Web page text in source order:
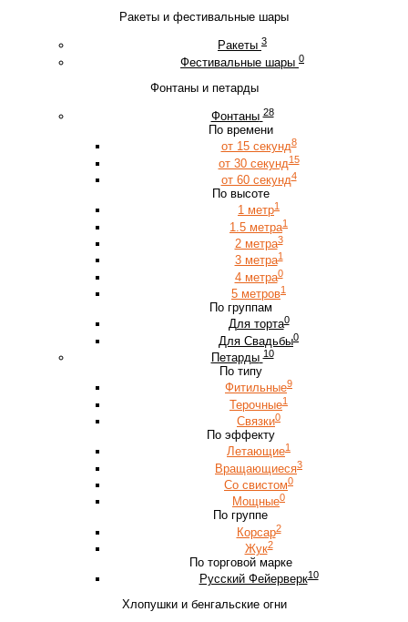
Ракеты и фестивальные шары
Ракеты 3
Фестивальные шары 0
Фонтаны и петарды
Фонтаны 28
По времени
от 15 секунд8
от 30 секунд15
от 60 секунд4
По высоте
1 метр1
1.5 метра1
2 метра3
3 метра1
4 метра0
5 метров1
По группам
Для торта0
Для Свадьбы0
Петарды 10
По типу
Фитильные9
Терочные1
Связки0
По эффекту
Летающие1
Вращающиеся3
Со свистом0
Мощные0
По группе
Корсар2
Жук2
По торговой марке
Русский Фейерверк10
Хлопушки и бенгальские огни